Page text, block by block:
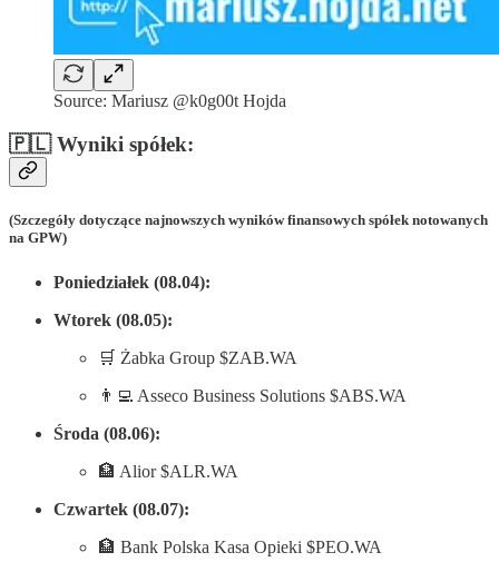
Source: Mariusz @k0g00t Hojda
🇵🇱 Wyniki spółek:
(Szczegóły dotyczące najnowszych wyników finansowych spółek notowanych
na GPW)
Poniedziałek (08.04):
Wtorek (08.05):
🛒 Żabka Group $ZAB.WA
👨‍💻 Asseco Business Solutions $ABS.WA
Środa (08.06):
🏦 Alior $ALR.WA
Czwartek (08.07):
🏦 Bank Polska Kasa Opieki $PEO.WA